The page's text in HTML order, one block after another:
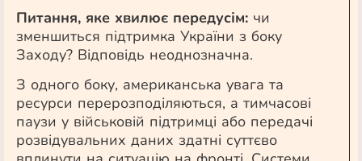
Питання, яке хвилює передусім: чи
зменшиться підтримка України з боку
Заходу? Відповідь неоднозначна.
З одного боку, американська увага та
ресурси перерозподіляються, а тимчасові
паузи у військовій підтримці або передачі
розвідувальних даних здатні суттєво